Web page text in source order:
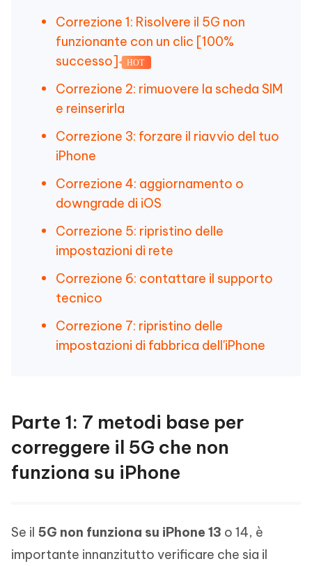
Correzione 1: Risolvere il 5G non
funzionante con un clic [100%
successo]
HOT
Correzione 2: rimuovere la scheda SIM
e reinserirla
Correzione 3: forzare il riavvio del tuo
iPhone
Correzione 4: aggiornamento o
downgrade di iOS
Correzione 5: ripristino delle
impostazioni di rete
Correzione 6: contattare il supporto
tecnico
Correzione 7: ripristino delle
impostazioni di fabbrica dell'iPhone
Parte 1: 7 metodi base per
correggere il 5G che non
funziona su iPhone
Se il 5G non funziona su iPhone 13 o 14, è
importante innanzitutto verificare che sia il